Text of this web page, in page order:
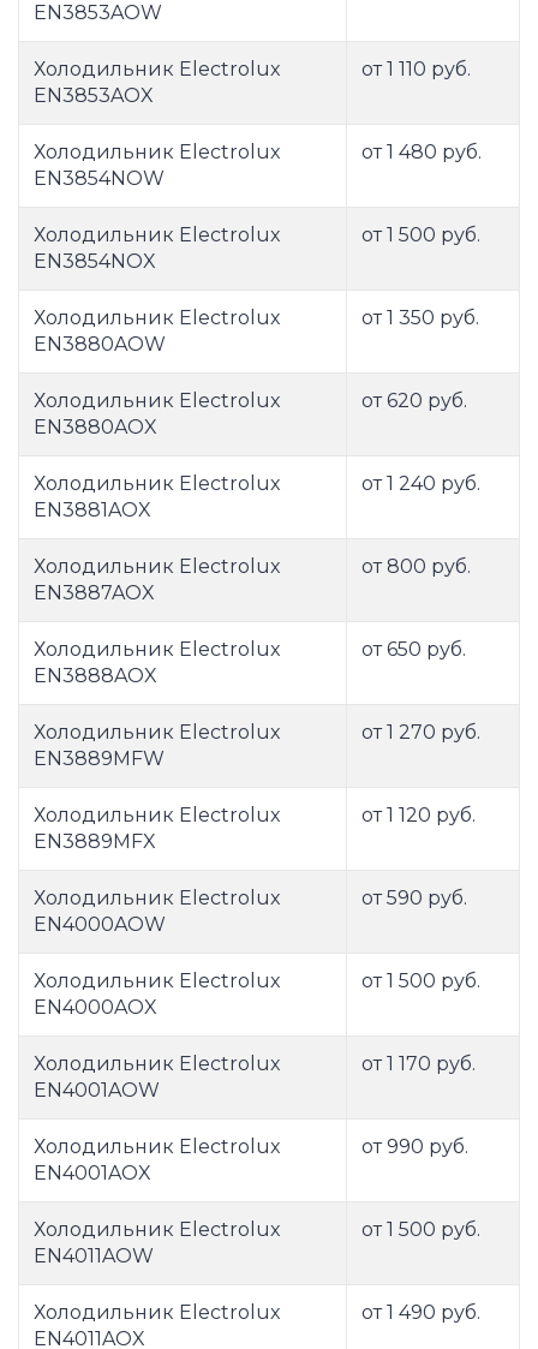
EN3853AOW
Холодильник Electrolux
EN3853AOX
от 1 110 руб.
Холодильник Electrolux
EN3854NOW
от 1 480 руб.
Холодильник Electrolux
EN3854NOX
от 1 500 руб.
Холодильник Electrolux
EN3880AOW
от 1 350 руб.
Холодильник Electrolux
EN3880AOX
от 620 руб.
Холодильник Electrolux
EN3881AOX
от 1 240 руб.
Холодильник Electrolux
EN3887AOX
от 800 руб.
Холодильник Electrolux
EN3888AOX
от 650 руб.
Холодильник Electrolux
EN3889MFW
от 1 270 руб.
Холодильник Electrolux
EN3889MFX
от 1 120 руб.
Холодильник Electrolux
EN4000AOW
от 590 руб.
Холодильник Electrolux
EN4000AOX
от 1 500 руб.
Холодильник Electrolux
EN4001AOW
от 1 170 руб.
Холодильник Electrolux
EN4001AOX
от 990 руб.
Холодильник Electrolux
EN4011AOW
от 1 500 руб.
Холодильник Electrolux
EN4011AOX
от 1 490 руб.